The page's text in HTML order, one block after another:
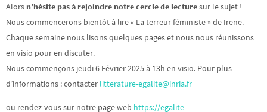
Alors n’hésite pas à rejoindre notre cercle de lecturesur le sujet !
Nous commencerons bientôt à lire « La terreur féministe » de Irene.
Chaque semaine nous lisons quelques pages et nous nous réunissons
en visio pour en discuter.
Nous commençons jeudi 6 Février 2025 à 13h en visio. Pour plus
d’informations : contacter litterature-egalite@inria.fr
ou rendez-vous sur notre page web https://egalite-